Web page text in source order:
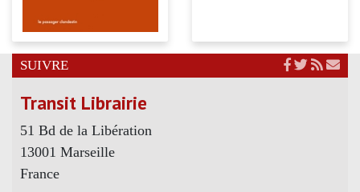
SUIVRE
Transit Librairie
51 Bd de la Libération
13001 Marseille
France